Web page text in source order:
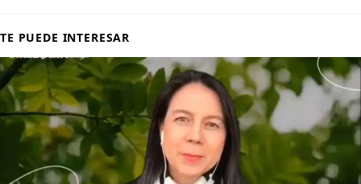
TE PUEDE INTERESAR